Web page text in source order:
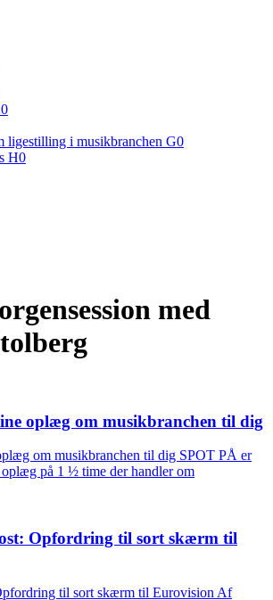
ligestilling i musikbranchen G0
H0
med
oplæg om musikbranchen til dig
om musikbranchen til dig SPOT PÅ er
på 1 ½ time der handler om
Opfordring til sort skærm til
til sort skærm til Eurovision Af